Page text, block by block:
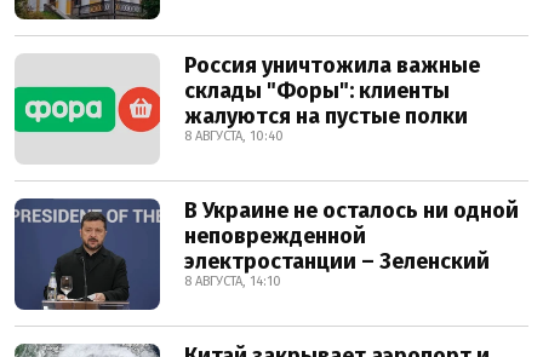
Россия уничтожила важные
склады "Форы": клиенты
жалуются на пустые полки
8 АВГУСТА, 10:40
В Украине не осталось ни одной
неповрежденной
электростанции – Зеленский
8 АВГУСТА, 14:10